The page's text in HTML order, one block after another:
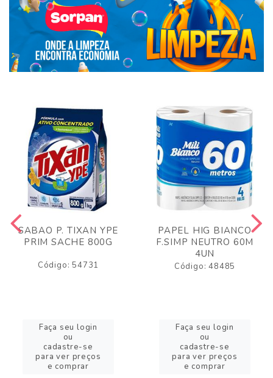
SABAO P. TIXAN YPE
PRIM SACHE 800G
Código: 54731
Faça seu login
ou
cadastre-se
para ver preços
e comprar
PAPEL HIG BIANCO
F.SIMP NEUTRO 60M
4UN
Código: 48485
Faça seu login
ou
cadastre-se
para ver preços
e comprar